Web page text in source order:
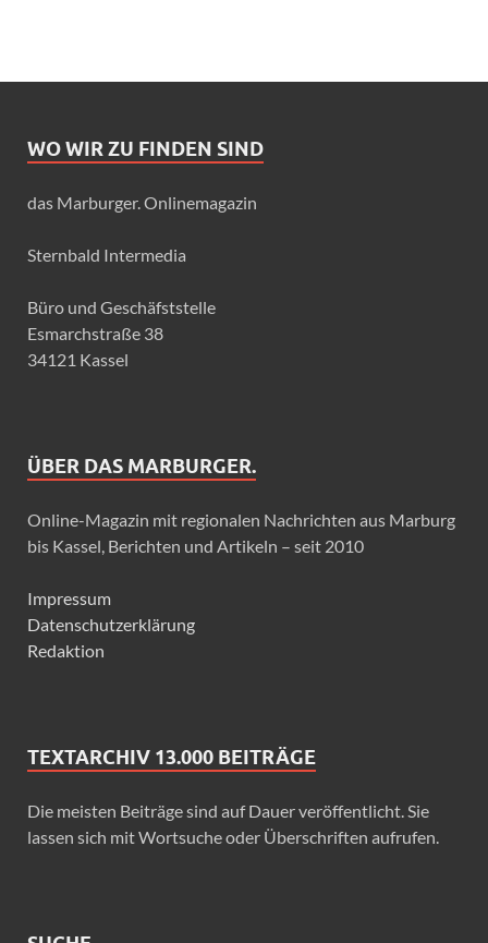
WO WIR ZU FINDEN SIND
das Marburger. Onlinemagazin
Sternbald Intermedia
Büro und Geschäfststelle
Esmarchstraße 38
34121 Kassel
ÜBER DAS MARBURGER.
Online-Magazin mit regionalen Nachrichten aus Marburg
bis Kassel, Berichten und Artikeln – seit 2010
Impressum
Datenschutzerklärung
Redaktion
TEXTARCHIV 13.000 BEITRÄGE
Die meisten Beiträge sind auf Dauer veröffentlicht. Sie
lassen sich mit Wortsuche oder Überschriften aufrufen.